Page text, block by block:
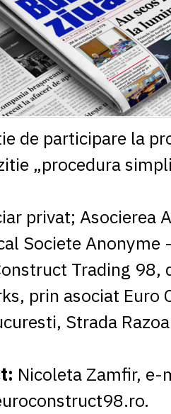
de participare la
„procedura
privat; Asocierea
Societe Anonyme
Trading 98,
prin asociat Euro
Strada
Nicoleta Zamfir, e-